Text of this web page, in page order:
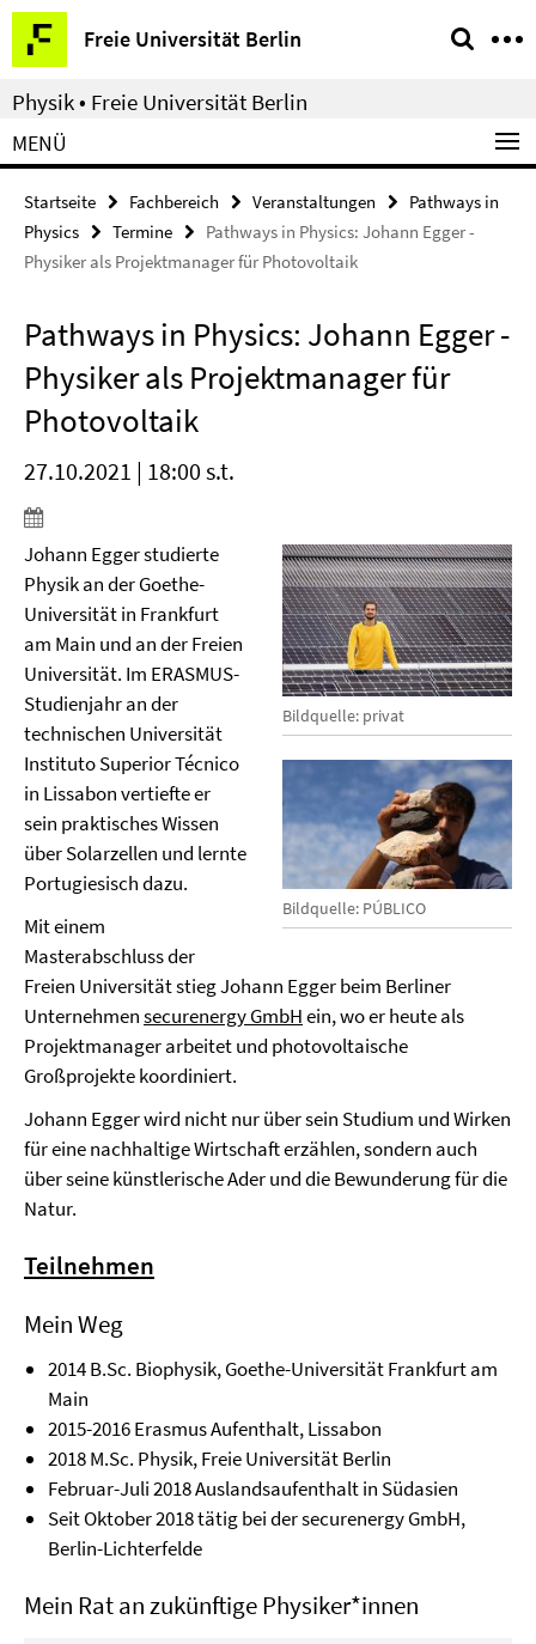
Springe
direkt
zu
Inhalt
Freie Universität Berlin
Service-
Navigation
Physik • Freie Universität Berlin
MENÜ
Startseite Fachbereich Veranstaltungen
Pathways in
Physics
Termine
Pathways in Physics: Johann Egger -
Physiker als Projektmanager für Photovoltaik
Pathways in Physics: Johann Egger -
Physiker als Projektmanager für
Photovoltaik
27.10.2021 | 18:00 s.t.
Bildquelle: privat
Bildquelle: PÚBLICO
Johann Egger studierte
Physik an der Goethe-
Universität in Frankfurt
am Main und an der Freien
Universität. Im ERASMUS-
Studienjahr an der
technischen Universität
Instituto Superior Técnico
in Lissabon vertiefte er
sein praktisches Wissen
über Solarzellen und lernte
Portugiesisch dazu.
Mit einem
Masterabschluss der
Freien Universität stieg Johann Egger beim Berliner
Unternehmensecurenergy GmbHein, wo er heute als
Projektmanager arbeitet und photovoltaische
Großprojekte koordiniert.
Johann Egger wird nicht nur über sein Studium und Wirken
für eine nachhaltige Wirtschaft erzählen, sondern auch
über seine künstlerische Ader und die Bewunderung für die
Natur.
Teilnehmen
Mein Weg
2014 B.Sc. Biophysik, Goethe-Universität Frankfurt am
Main
2015-2016 Erasmus Aufenthalt, Lissabon
2018 M.Sc. Physik, Freie Universität Berlin
Februar-Juli 2018 Auslandsaufenthalt in Südasien
Seit Oktober 2018 tätig bei der securenergy GmbH,
Berlin-Lichterfelde
Mein Rat an zukünftige Physiker*innen